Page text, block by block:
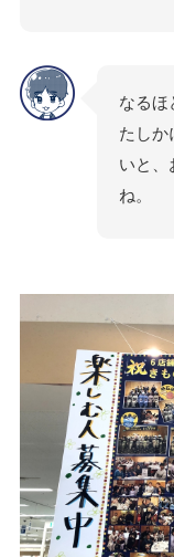
なるほ
たしか
いと、
ね。